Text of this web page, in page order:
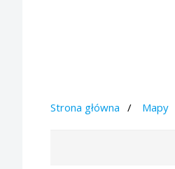
Strona główna Mapy